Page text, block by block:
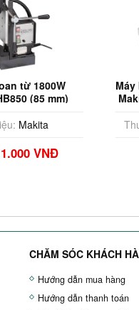
từ 1800W
(85 mm)
Makita
VNĐ
CHĂM SÓC KHÁCH
Hướng dẫn mua hàng
Hướng dẫn thanh toán